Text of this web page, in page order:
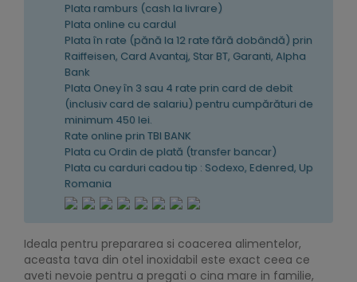
Plata ramburs (cash la livrare)
Plata online cu cardul
Plata în rate (pănă la 12 rate fără dobândă) prin
Raiffeisen, Card Avantaj, Star BT, Garanti, Alpha
Bank
Plata Oney în 3 sau 4 rate prin card de debit
(inclusiv card de salariu) pentru cumpărături de
minimum 450 lei.
Rate online prin TBI BANK
Plata cu Ordin de plată (transfer bancar)
Plata cu carduri cadou tip : Sodexo, Edenred, Up
Romania
Ideala pentru prepararea si coacerea alimentelor,
aceasta tava din otel inoxidabil este exact ceea ce
aveti nevoie pentru a pregati o cina mare in familie,